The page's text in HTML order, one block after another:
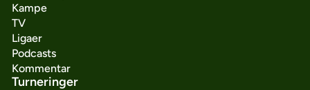
Kampe
TV
Ligaer
Podcasts
Kommentar
Turneringer